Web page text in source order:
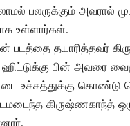
பலருக்கும் அவரால்
உள்ளார்கள்.
படத்தை தயாரித்தவர்
பின் அவரை
உச்சத்துக்கு கொண்டு
கிருஷ்ணகாந்த்